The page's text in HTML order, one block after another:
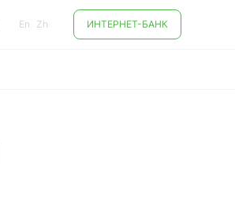
En Zh ИНТЕРНЕТ-БАНК